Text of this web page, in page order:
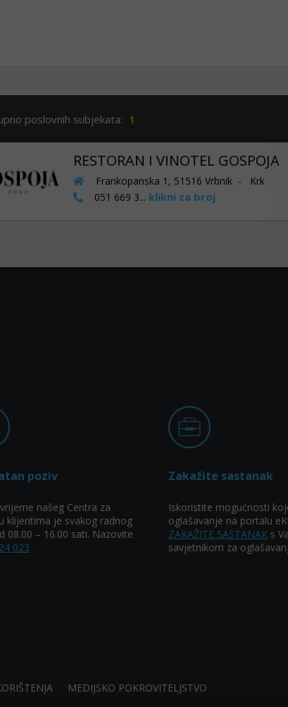
poslovnih subjekata: 1
RESTORAN I VINOTEL GOSPOJA
Frankopanska 1, 51516 Vrbnik - Krk
051 669 3... klikni za broj
poziv
našeg Centra za
klijentima je svakog radnog
08.00 – 16.00 sati. Nazovite
023
Zakažite sastanak
Iskoristite mogućnosti
oglašavanje na portalu
ZAKAŽITE SASTANAK s
savjetnikom za
MEDIJSKO POKROVITELJSTVO